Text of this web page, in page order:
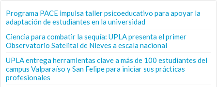
Programa PACE impulsa taller psicoeducativo para apoyar la
adaptación de estudiantes en la universidad
Ciencia para combatir la sequía: UPLA presenta el primer
Observatorio Satelital de Nieves a escala nacional
UPLA entrega herramientas clave a más de 100 estudiantes del
campus Valparaíso y San Felipe para iniciar sus prácticas
profesionales